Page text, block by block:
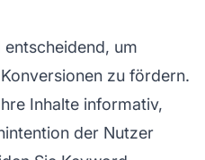
um
zu fördern.
Inhalte informativ,
der Nutzer